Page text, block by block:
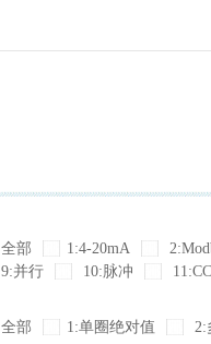
全部 1:4-20mA
9:并行
10:脉冲
全部 1:单圈绝对值 2: